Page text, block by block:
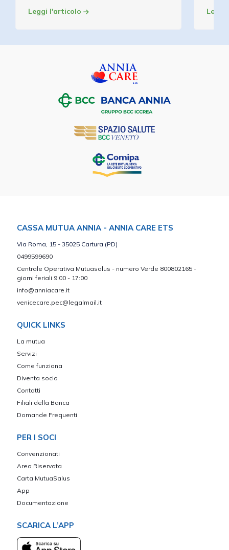
Leggi l'articolo
CASSA MUTUA ANNIA - ANNIA CARE ETS
Via Roma, 15 - 35025 Cartura (PD)
0499599690
Centrale Operativa Mutuasalus - numero Verde 800802165 -
giorni feriali 9:00 - 17:00
info@anniacare.it
venicecare.pec@legalmail.it
QUICK LINKS
La mutua
Servizi
Come funziona
Diventa socio
Contatti
Filiali della Banca
Domande Frequenti
PER I SOCI
Convenzionati
Area Riservata
Carta MutuaSalus
App
Documentazione
SCARICA L’APP